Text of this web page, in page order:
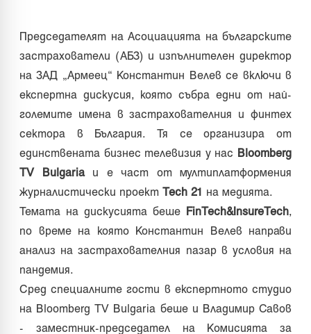
Председателят на Асоциацията на българските
застрахователи (АБЗ) и изпълнителен директор
на ЗАД „Армеец“ Константин Велев се включи в
експертна дискусия, която събра едни от най-
големите имена в застрахователния и финтех
сектора в България. Тя се организира от
единствената бизнес телевизия у нас
Bloomberg
TV Bulgariaи е част от мултиплатформения
журналистически проект Tech 21
на медията.
Темата на дискусията беше
FinTech&InsureTech,
по време на която Константин Велев направи
анализ на застрахователния пазар в условия на
пандемия.
Сред специалните гости в експертното студио
на Bloomberg TV Bulgaria беше и Bлaдимиp Caвoв
- зaмecтниĸ-пpeдceдaтeл нa Koмиcиятa зa